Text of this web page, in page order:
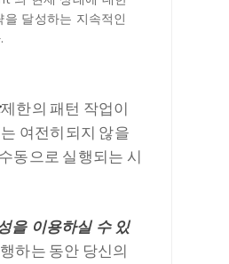
을 달성하는 지속적인
제한의 패턴 작업이
여전히되지 않을
동으로 실행되는 시
을 이용하실 수 있
하는 동안 당신의